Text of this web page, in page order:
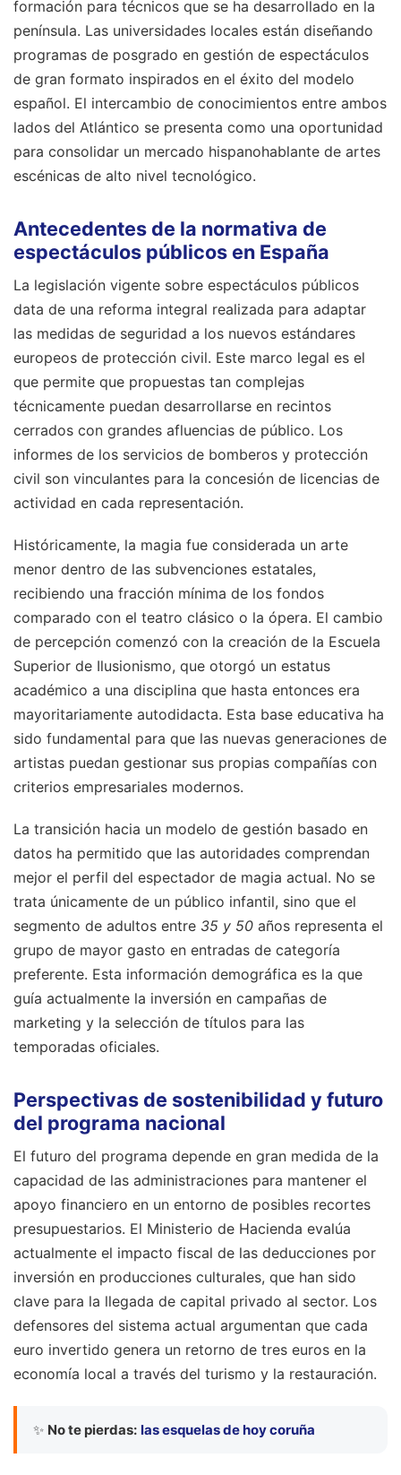
formación para técnicos que se ha desarrollado en la
península. Las universidades locales están diseñando
programas de posgrado en gestión de espectáculos
de gran formato inspirados en el éxito del modelo
español. El intercambio de conocimientos entre ambos
lados del Atlántico se presenta como una oportunidad
para consolidar un mercado hispanohablante de artes
escénicas de alto nivel tecnológico.
Antecedentes de la normativa de
espectáculos públicos en España
La legislación vigente sobre espectáculos públicos
data de una reforma integral realizada para adaptar
las medidas de seguridad a los nuevos estándares
europeos de protección civil. Este marco legal es el
que permite que propuestas tan complejas
técnicamente puedan desarrollarse en recintos
cerrados con grandes afluencias de público. Los
informes de los servicios de bomberos y protección
civil son vinculantes para la concesión de licencias de
actividad en cada representación.
Históricamente, la magia fue considerada un arte
menor dentro de las subvenciones estatales,
recibiendo una fracción mínima de los fondos
comparado con el teatro clásico o la ópera. El cambio
de percepción comenzó con la creación de la Escuela
Superior de Ilusionismo, que otorgó un estatus
académico a una disciplina que hasta entonces era
mayoritariamente autodidacta. Esta base educativa ha
sido fundamental para que las nuevas generaciones de
artistas puedan gestionar sus propias compañías con
criterios empresariales modernos.
La transición hacia un modelo de gestión basado en
datos ha permitido que las autoridades comprendan
mejor el perfil del espectador de magia actual. No se
trata únicamente de un público infantil, sino que el
segmento de adultos entre 35 y 50 años representa el
grupo de mayor gasto en entradas de categoría
preferente. Esta información demográfica es la que
guía actualmente la inversión en campañas de
marketing y la selección de títulos para las
temporadas oficiales.
Perspectivas de sostenibilidad y futuro
del programa nacional
El futuro del programa depende en gran medida de la
capacidad de las administraciones para mantener el
apoyo financiero en un entorno de posibles recortes
presupuestarios. El Ministerio de Hacienda evalúa
actualmente el impacto fiscal de las deducciones por
inversión en producciones culturales, que han sido
clave para la llegada de capital privado al sector. Los
defensores del sistema actual argumentan que cada
euro invertido genera un retorno de tres euros en la
economía local a través del turismo y la restauración.
✨ No te pierdas: las esquelas de hoy coruña